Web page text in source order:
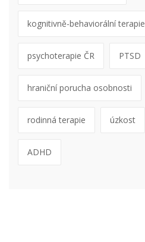
kognitivně-behaviorální terapie
psychoterapie ČR PTSD
hraniční porucha osobnosti
rodinná terapie úzkost
ADHD